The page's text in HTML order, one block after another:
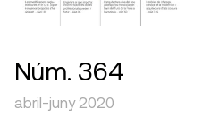
Núm. 364
abril-juny 2020